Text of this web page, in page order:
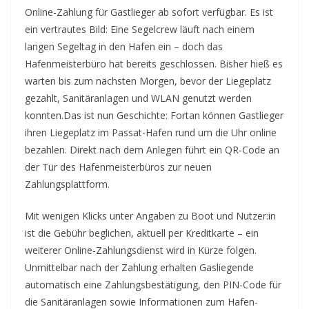
Online-Zahlung für Gastlieger ab sofort verfügbar. Es ist
ein vertrautes Bild: Eine Segelcrew läuft nach einem
langen Segeltag in den Hafen ein – doch das
Hafenmeisterbüro hat bereits geschlossen. Bisher hieß es
warten bis zum nächsten Morgen, bevor der Liegeplatz
gezahlt, Sanitäranlagen und WLAN genutzt werden
konnten.Das ist nun Geschichte: Fortan können Gastlieger
ihren Liegeplatz im Passat-Hafen rund um die Uhr online
bezahlen. Direkt nach dem Anlegen führt ein QR-Code an
der Tür des Hafenmeisterbüros zur neuen
Zahlungsplattform.
Mit wenigen Klicks unter Angaben zu Boot und Nutzer:in
ist die Gebühr beglichen, aktuell per Kreditkarte – ein
weiterer Online-Zahlungsdienst wird in Kürze folgen.
Unmittelbar nach der Zahlung erhalten Gasliegende
automatisch eine Zahlungsbestätigung, den PIN-Code für
die Sanitäranlagen sowie Informationen zum Hafen-